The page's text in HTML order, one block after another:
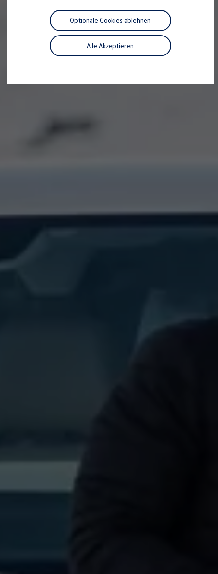
California Reisen & Erlebnisse
California App
California Lifestyle & Zubehör
Übernachten im California
Unternehmen
Karriere im Autohaus
Alle Akzeptieren
Optionale Cookies ablehnen